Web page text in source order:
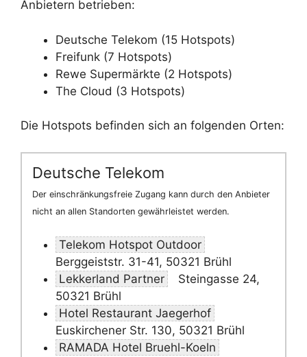
Anbietern betrieben:
Deutsche Telekom (15 Hotspots)
Freifunk (7 Hotspots)
Rewe Supermärkte (2 Hotspots)
The Cloud (3 Hotspots)
Die Hotspots befinden sich an folgenden Orten:
Deutsche Telekom
Der einschränkungsfreie Zugang kann durch den Anbieter
nicht an allen Standorten gewährleistet werden.
Telekom Hotspot Outdoor
Berggeiststr. 31-41, 50321 Brühl
Lekkerland Partner
Steingasse 24,
50321 Brühl
Hotel Restaurant Jaegerhof
Euskirchener Str. 130, 50321 Brühl
RAMADA Hotel Bruehl-Koeln